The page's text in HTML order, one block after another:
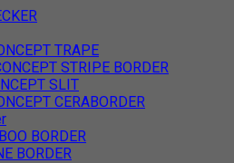
TRAPE
STRIPE BORDER
SLIT
CERABORDER
BORDER
BORDER